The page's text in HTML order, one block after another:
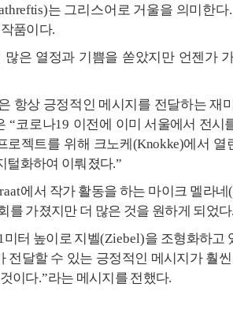
는 그리스어로 거울을 의미한다.
품이다.
많은 열정과 기쁨을 쏟았지만 언젠가
항상 긍정적인 메시지를 전달하는 재
“코로나19 이전에 이미 서울에서 전시
로젝트를 위해 크노케(Knokke)에서 열
털화하여 이뤄졌다.”
에서 작가 활동을 하는 마이크 멜라네
를 가졌지만 더 많은 것을 원하게 되었다
미터 높이로 지벨(Ziebel)을 조형화하고
전달할 수 있는 긍정적인 메시지가 훨
이다.”라는 메시지를 전했다.